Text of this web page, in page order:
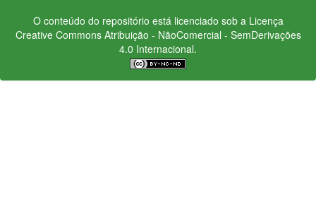
O conteúdo do repositório está licenciado sob a Licença
Creative CommonsAtribuição - NãoComercial - SemDerivações
4.0 Internacional.